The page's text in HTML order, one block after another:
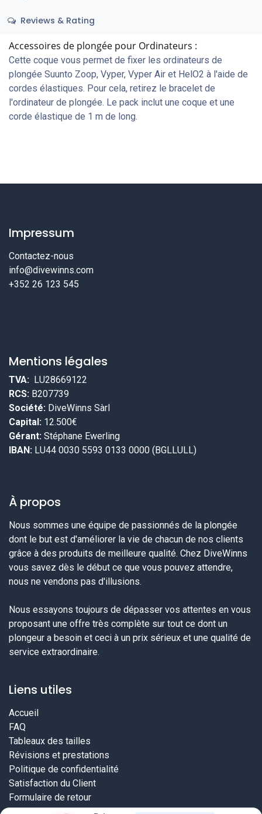
Reviews & Rating
Accessoires de plongée pour Ordinateurs :
Cette coque vous permet de fixer les ordinateurs de
plongée Suunto Zoop, Vyper, Vyper Air et HelO2 à l'aide de
cordes élastiques. Pour cela, retirez le bracelet de
l'ordinateur de plongée. Le pack inclut une coque et une
corde élastique de 1 m de long.
Impressum
Contactez-nous
info@divewinns.com
+352 26 123 545
Mentions légales
TVA: LU28669122
RCS: B207739
Société: DiveWinns Sàrl
Capital: 12.500€
Gérant: Stéphane Ewerling
IBAN: LU44 0030 5593 0133 0000 (BGLLULL)
À propos
Nous sommes une équipe de passionnés de la plongée
dont le but est d'améliorer la vie de chacun de nos clients
grâce à des produits de meilleure qualité. Chez DiveWinns
vous savez dès le début ce que vous pouvez attendre,
nous ne vendons pas d'illusions.
Nous essayons toujours de dépasser vos attentes en vous
proposant une offre très complète sur tout ce dont un
plongeur a besoin et ceci à un prix sérieux et une qualité de
service extraordinaire.
Liens utiles
Accueil
FAQ
Tableaux des tailles
Révisions et prestations
Politique de confidentialité
Satisfaction du Client
Formulaire de retour